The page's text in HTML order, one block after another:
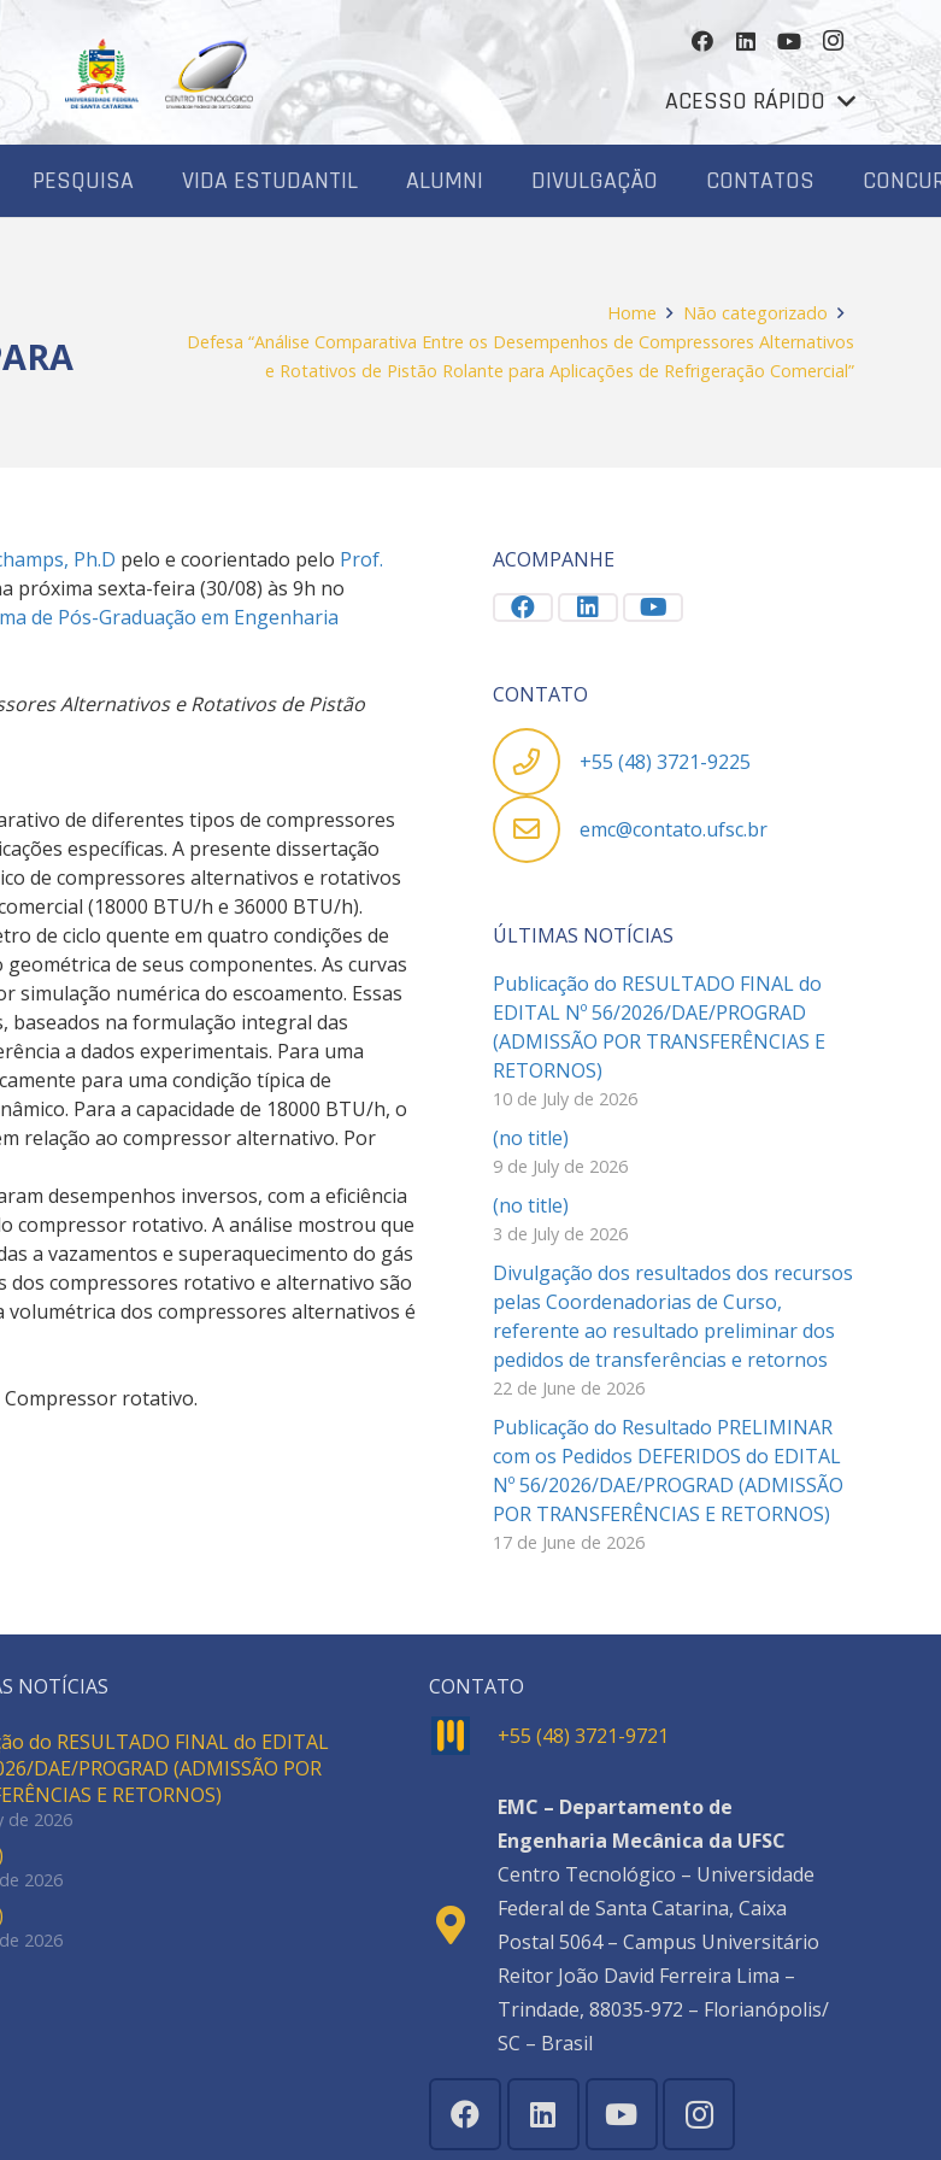
ACESSO RÁPIDO
PESQUISA VIDA ESTUDANTIL ALUMNI DIVULGAÇÃO CONTATOS
Home
Não categorizado
Defesa “Análise Comparativa Entre os Desempenhos de Compressores Alternativos
e Rotativos de Pistão Rolante para Aplicações de Refrigeração Comercial”
Ph.D pelo e coorientado pelo Prof.
próxima sexta-feira (30/08) às 9h no
de Pós-Graduação em Engenharia
Alternativos e Rotativos de Pistão
de diferentes tipos de compressores
específicas. A presente dissertação
de compressores alternativos e rotativos
(18000 BTU/h e 36000 BTU/h).
de ciclo quente em quatro condições de
de seus componentes. As curvas
simulação numérica do escoamento. Essas
baseados na formulação integral das
a dados experimentais. Para uma
para uma condição típica de
Para a capacidade de 18000 BTU/h, o
relação ao compressor alternativo. Por
desempenhos inversos, com a eficiência
compressor rotativo. A análise mostrou que
a vazamentos e superaquecimento do gás
dos compressores rotativo e alternativo são
volumétrica dos compressores alternativos é
rotativo.
ACOMPANHE
CONTATO
+55 (48) 3721-9225
emc@contato.ufsc.br
ÚLTIMAS NOTÍCIAS
Publicação do RESULTADO FINAL do
EDITAL Nº 56/2026/DAE/PROGRAD
(ADMISSÃO POR TRANSFERÊNCIAS E
RETORNOS)
10 de July de 2026
(no title)
9 de July de 2026
(no title)
3 de July de 2026
Divulgação dos resultados dos recursos
pelas Coordenadorias de Curso,
referente ao resultado preliminar dos
pedidos de transferências e retornos
22 de June de 2026
Publicação do Resultado PRELIMINAR
com os Pedidos DEFERIDOS do EDITAL
Nº 56/2026/DAE/PROGRAD (ADMISSÃO
POR TRANSFERÊNCIAS E RETORNOS)
17 de June de 2026
NOTÍCIAS
do RESULTADO FINAL do EDITAL
DAE/PROGRAD (ADMISSÃO POR
E RETORNOS)
de 2026
2026
2026
CONTATO
+55 (48) 3721-9721
EMC – Departamento de
Engenharia Mecânica da UFSC
Centro Tecnológico – Universidade
Federal de Santa Catarina, Caixa
Postal 5064 – Campus Universitário
Reitor João David Ferreira Lima –
Trindade, 88035-972 – Florianópolis/
SC – Brasil